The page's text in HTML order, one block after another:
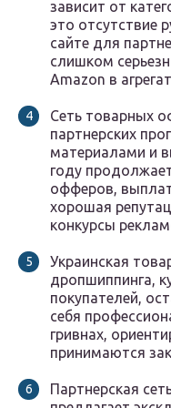
зависит от
это отсутствие
сайте для
слишком
Amazon в
Сеть товарных
партнерских
материалами и
году
офферов,
хорошая
конкурсы
Украинская
дропшиппинга,
покупателей,
себя
гривнах,
принимаются
Партнерская